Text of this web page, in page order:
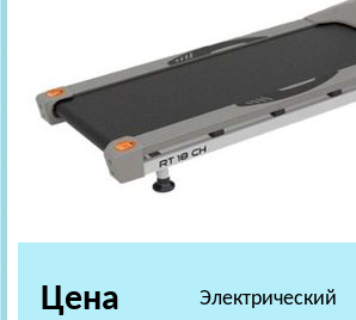
Электрический
Цена